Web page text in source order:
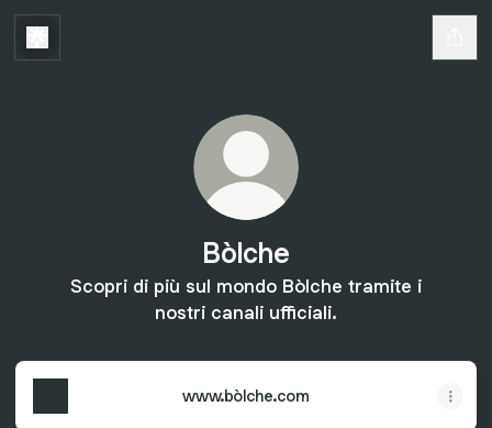
Bòlche
Scopri di più sul mondo Bòlche tramite i
nostri canali ufficiali.
www.bòlche.com